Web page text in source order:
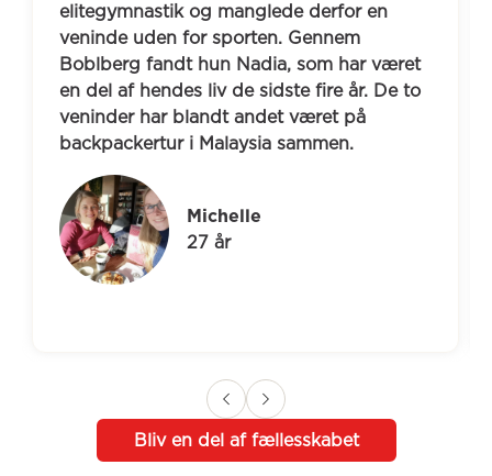
elitegymnastik og manglede derfor en
veninde uden for sporten. Gennem
Boblberg fandt hun Nadia, som har været
en del af hendes liv de sidste fire år. De to
veninder har blandt andet været på
backpackertur i Malaysia sammen.
Michelle
27 år
Bliv en del af fællesskabet